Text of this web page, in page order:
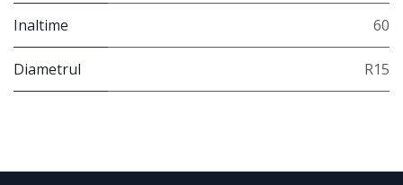
Inaltime 60
Diametrul R15